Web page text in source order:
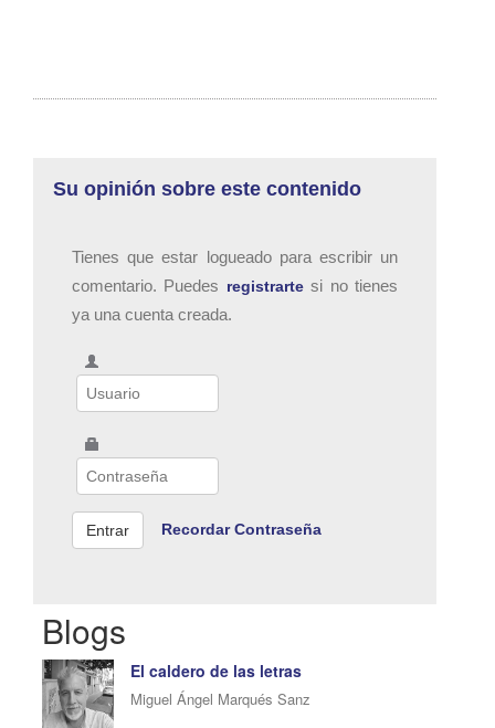
Su opinión sobre este contenido
Tienes que estar logueado para escribir un
comentario. Puedes registrartesi no tienes
ya una cuenta creada.
Recordar Contraseña
Blogs
El caldero de las letras
Miguel Ángel Marqués Sanz